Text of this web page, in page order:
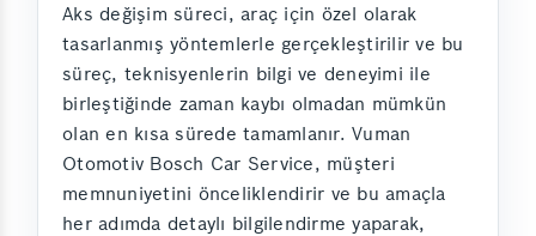
Aks değişim süreci, araç için özel olarak
tasarlanmış yöntemlerle gerçekleştirilir ve bu
süreç, teknisyenlerin bilgi ve deneyimi ile
birleştiğinde zaman kaybı olmadan mümkün
olan en kısa sürede tamamlanır. Vuman
Otomotiv Bosch Car Service, müşteri
memnuniyetini önceliklendirir ve bu amaçla
her adımda detaylı bilgilendirme yaparak,